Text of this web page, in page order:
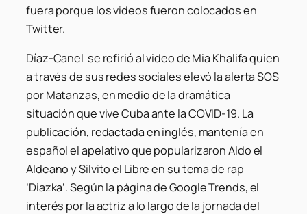
fuera porque los videos fueron colocados en
Twitter.
Díaz-Canel se refirió al video de Mia Khalifa quien
a través de sus redes sociales elevó la alerta SOS
por Matanzas, en medio de la dramática
situación que vive Cuba ante la COVID-19. La
publicación, redactada en inglés, mantenía en
español el apelativo que popularizaron Aldo el
Aldeano y Silvito el Libre en su tema de rap
‘Diazka’. Según la página de Google Trends, el
interés por la actriz a lo largo de la jornada del